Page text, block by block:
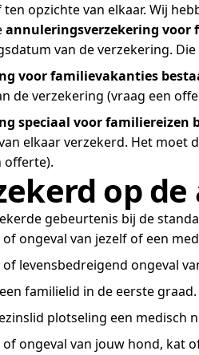
opzichte van elkaar. Wij
annuleringsverzekering voor
van de verzekering.
voor familievakanties
de verzekering (vraag een
speciaal voor familiereizen
elkaar verzekerd. Het moet
offerte).
op
gebeurtenis bij de
ongeval van jezelf of een
levensbedreigend ongeval
familielid in de eerste
plotseling een medisch
ongeval van jouw hond, kat